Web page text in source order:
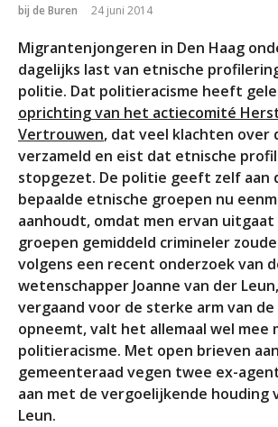
bij de Buren 24 juni 2014
Migrantenjongeren in Den Haag
dagelijks last van etnische
politie. Dat politieracisme heeft
oprichting van het actiecomité
Vertrouwen, dat veel klachten
verzameld en eist dat etnische
stopgezet. De politie geeft zelf aan
bepaalde etnische groepen nu
aanhoudt, omdat men ervan
groepen gemiddeld crimineler
volgens een recent onderzoek van
wetenschapper Joanne van der
vergaand voor de sterke arm van
opneemt, valt het allemaal wel mee
politieracisme. Met open brieven
gemeenteraad vegen twee ex-
aan met de vergoelijkende houding
Leun.